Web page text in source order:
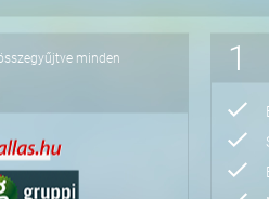
minden 1
Adrenalin az
Felnőtt és családi belépők 4 órás
Bobo Fun Park - Adrenalin Aréna
8394 Alsópáhok, Kolping u.